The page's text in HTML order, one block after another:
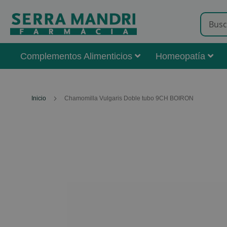
Complementos Alimenticios Homeopatía
Inicio Chamomilla Vulgaris Doble tubo 9CH BOIRON